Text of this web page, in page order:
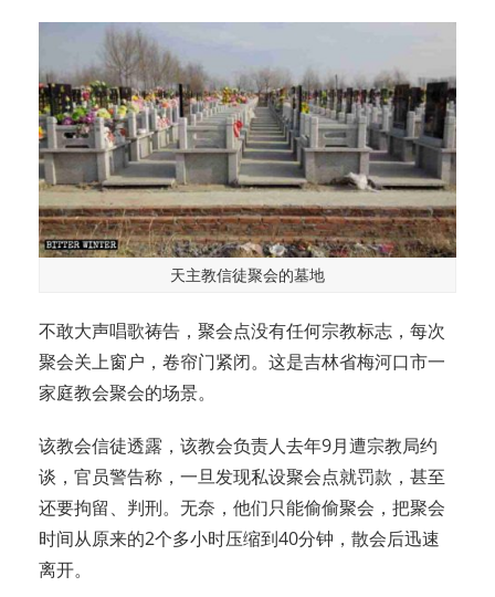
天主教信徒聚会的墓地
不敢大声唱歌祷告，聚会点没有任何宗教标志，每次
聚会关上窗户，卷帘门紧闭。这是吉林省梅河口市一
家庭教会聚会的场景。
该教会信徒透露，该教会负责人去年9月遭宗教局约
谈，官员警告称，一旦发现私设聚会点就罚款，甚至
还要拘留、判刑。无奈，他们只能偷偷聚会，把聚会
时间从原来的2个多小时压缩到40分钟，散会后迅速
离开。